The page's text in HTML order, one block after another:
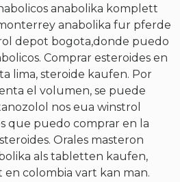
anabolika komplett
anabolika fur pferde
depot bogota,donde puedo
Comprar esteroides en
lima, steroide kaufen. Por
el volumen, se puede
nos eua winstrol
que puedo comprar en la
Orales masteron
als tabletten kaufen,
colombia vart kan man.